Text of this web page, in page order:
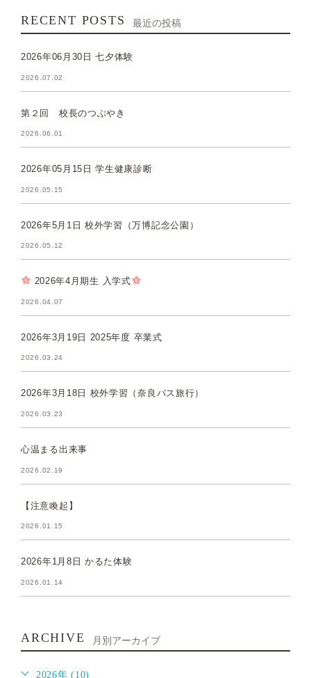
RECENT POSTS 最近の投稿
2026年06月30日 七夕体験
2026.07.02
第２回 校長のつぶやき
2026.06.01
2026年05月15日 学生健康診断
2026.05.15
2026年5月1日 校外学習（万博記念公園）
2026.05.12
2026年4月期生 入学式
2026.04.07
2026年3月19日 2025年度 卒業式
2026.03.24
2026年3月18日 校外学習（奈良バス旅行）
2026.03.23
心温まる出来事
2026.02.19
【注意喚起】
2026.01.15
2026年1月8日 かるた体験
2026.01.14
ARCHIVE 月別アーカイブ
2026年 (10)